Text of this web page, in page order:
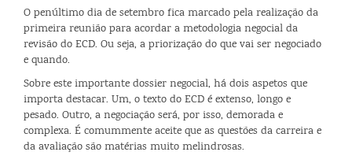
O penúltimo dia de setembro fica marcado pela realização da
primeira reunião para acordar a metodologia negocial da
revisão do ECD. Ou seja, a priorização do que vai ser negociado
e quando.
Sobre este importante dossier negocial, há dois aspetos que
importa destacar. Um, o texto do ECD é extenso, longo e
pesado. Outro, a negociação será, por isso, demorada e
complexa. É comummente aceite que as questões da carreira e
da avaliação são matérias muito melindrosas.